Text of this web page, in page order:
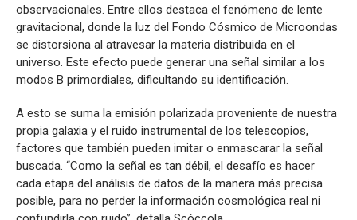
observacionales. Entre ellos destaca el fenómeno de lente
gravitacional, donde la luz del Fondo Cósmico de Microondas
se distorsiona al atravesar la materia distribuida en el
universo. Este efecto puede generar una señal similar a los
modos B primordiales, dificultando su identificación.
A esto se suma la emisión polarizada proveniente de nuestra
propia galaxia y el ruido instrumental de los telescopios,
factores que también pueden imitar o enmascarar la señal
buscada. “Como la señal es tan débil, el desafío es hacer
cada etapa del análisis de datos de la manera más precisa
posible, para no perder la información cosmológica real ni